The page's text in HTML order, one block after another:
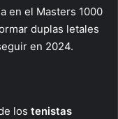
en el Masters 1000
duplas letales
en 2024.
los tenistas